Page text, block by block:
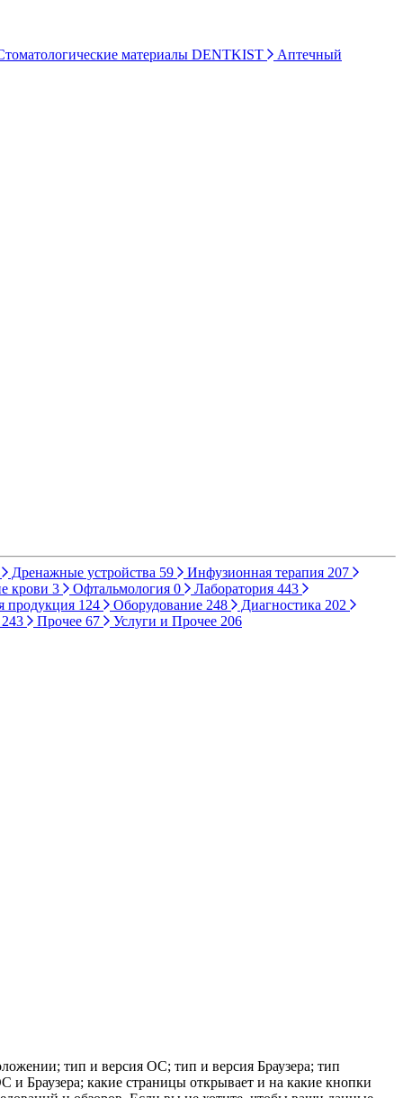
материалы DENTKIST Аптечный
Дренажные устройства 59 Инфузионная терапия 207
крови 3 Офтальмология 0 Лаборатория 443
продукция 124 Оборудование 248 Диагностика 202
243 Прочее 67 Услуги и Прочее 206
тип и версия ОС; тип и версия Браузера; тип
и Браузера; какие страницы открывает и на какие кнопки